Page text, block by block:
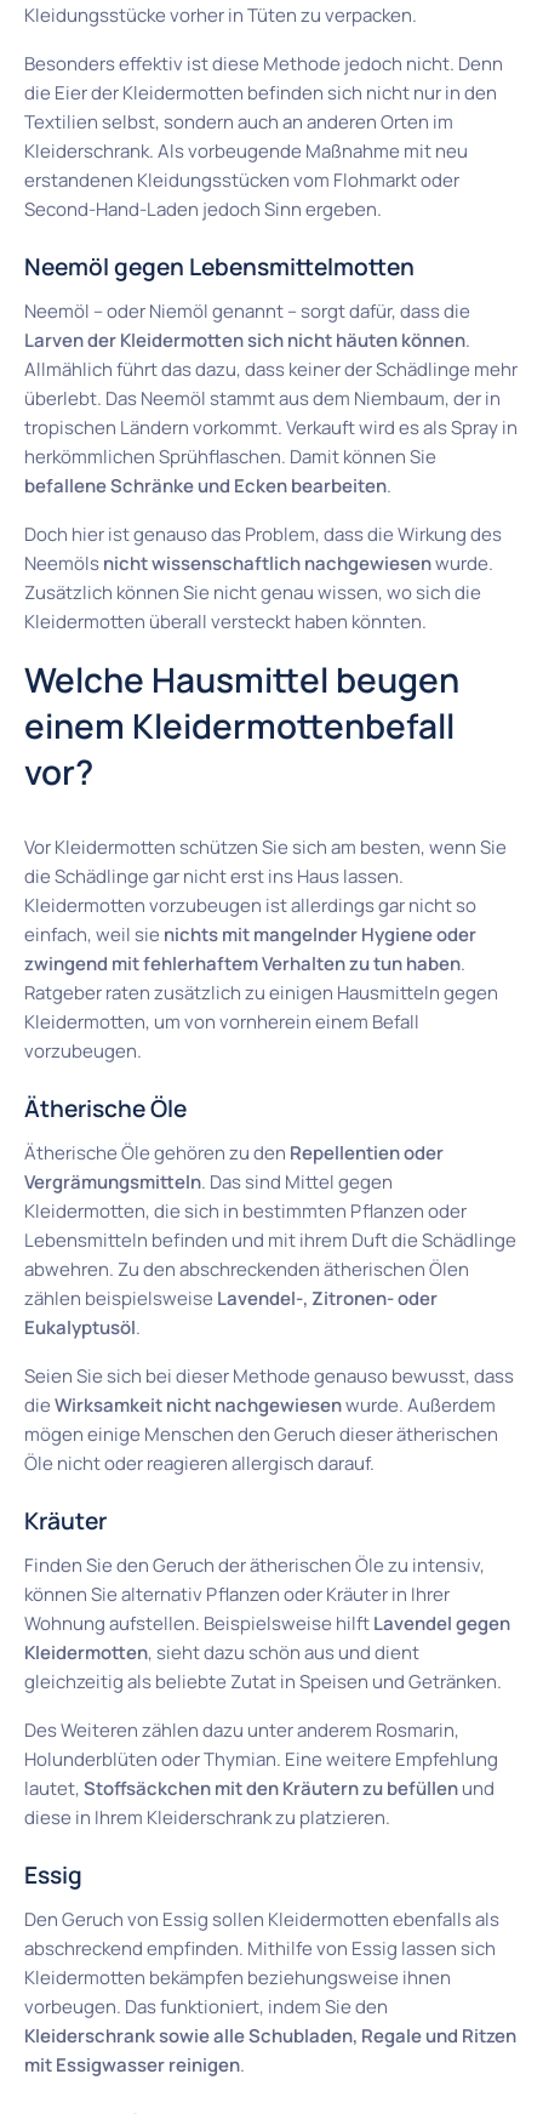
Kleidungsstücke vorher in Tüten zu verpacken.
Besonders effektiv ist diese Methode jedoch nicht. Denn
die Eier der Kleidermotten befinden sich nicht nur in den
Textilien selbst, sondern auch an anderen Orten im
Kleiderschrank. Als vorbeugende Maßnahme mit neu
erstandenen Kleidungsstücken vom Flohmarkt oder
Second-Hand-Laden jedoch Sinn ergeben.
Neemöl gegen Lebensmittelmotten
Neemöl – oder Niemöl genannt – sorgt dafür, dass die
Larven der Kleidermotten sich nicht häuten können.
Allmählich führt das dazu, dass keiner der Schädlinge mehr
überlebt. Das Neemöl stammt aus dem Niembaum, der in
tropischen Ländern vorkommt. Verkauft wird es als Spray in
herkömmlichen Sprühflaschen. Damit können Sie
befallene Schränke und Ecken bearbeiten.
Doch hier ist genauso das Problem, dass die Wirkung des
Neemölsnicht wissenschaftlich nachgewiesenwurde.
Zusätzlich können Sie nicht genau wissen, wo sich die
Kleidermotten überall versteckt haben könnten.
Welche Hausmittel beugen
einem Kleidermottenbefall
vor?
Vor Kleidermotten schützen Sie sich am besten, wenn Sie
die Schädlinge gar nicht erst ins Haus lassen.
Kleidermotten vorzubeugen ist allerdings gar nicht so
einfach, weil sie nichts mit mangelnder Hygiene oder
zwingend mit fehlerhaftem Verhalten zu tun haben.
Ratgeber raten zusätzlich zu einigen Hausmitteln gegen
Kleidermotten, um von vornherein einem Befall
vorzubeugen.
Ätherische Öle
Ätherische Öle gehören zu den Repellentien oder
Vergrämungsmitteln. Das sind Mittel gegen
Kleidermotten, die sich in bestimmten Pflanzen oder
Lebensmitteln befinden und mit ihrem Duft die Schädlinge
abwehren. Zu den abschreckenden ätherischen Ölen
zählen beispielsweise Lavendel-, Zitronen- oder
Eukalyptusöl.
Seien Sie sich bei dieser Methode genauso bewusst, dass
dieWirksamkeit nicht nachgewiesenwurde. Außerdem
mögen einige Menschen den Geruch dieser ätherischen
Öle nicht oder reagieren allergisch darauf.
Kräuter
Finden Sie den Geruch der ätherischen Öle zu intensiv,
können Sie alternativ Pflanzen oder Kräuter in Ihrer
Wohnung aufstellen. Beispielsweise hilftLavendel gegen
Kleidermotten, sieht dazu schön aus und dient
gleichzeitig als beliebte Zutat in Speisen und Getränken.
Des Weiteren zählen dazu unter anderem Rosmarin,
Holunderblüten oder Thymian. Eine weitere Empfehlung
lautet,Stoffsäckchen mit den Kräutern zu befüllenund
diese in Ihrem Kleiderschrank zu platzieren.
Essig
Den Geruch von Essig sollen Kleidermotten ebenfalls als
abschreckend empfinden. Mithilfe von Essig lassen sich
Kleidermotten bekämpfen beziehungsweise ihnen
vorbeugen. Das funktioniert, indem Sie den
Kleiderschrank sowie alle Schubladen, Regale und Ritzen
mit Essigwasser reinigen.